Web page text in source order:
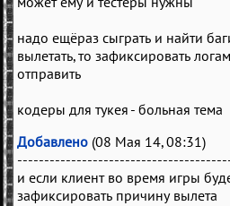
надо ещёраз сыграть и найти
вылетать, то зафиксировать
отправить
кодеры для тукея - больная тема
Добавлено (08 Мая 14, 08:31)
и если клиент во время игры
зафиксировать причину вылета